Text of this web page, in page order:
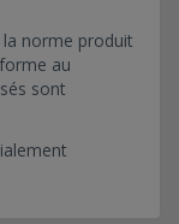
norme produit
au
sont